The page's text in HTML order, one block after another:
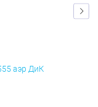
аэр ДиК